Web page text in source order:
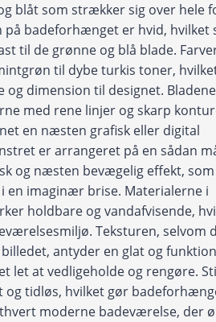
blåt som strækker sig over hele
på badeforhænget er hvid, hvilket
til de grønne og blå blade.
til dybe turkis toner,
og dimension til designet.
med rene linjer og skarp
en næsten grafisk eller digital
er arrangeret på en sådan
og næsten bevægelig effekt,
en imaginær brise. Materialerne i
holdbare og vandafvisende,
Teksturen, selvom
antyder en glat og
let at vedligeholde og rengøre.
og tidløs, hvilket gør
moderne badeværelse, der